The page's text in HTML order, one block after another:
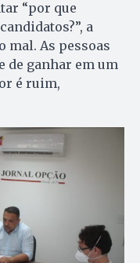
“por que
a
mal. As pessoas
de ganhar em um
é ruim,